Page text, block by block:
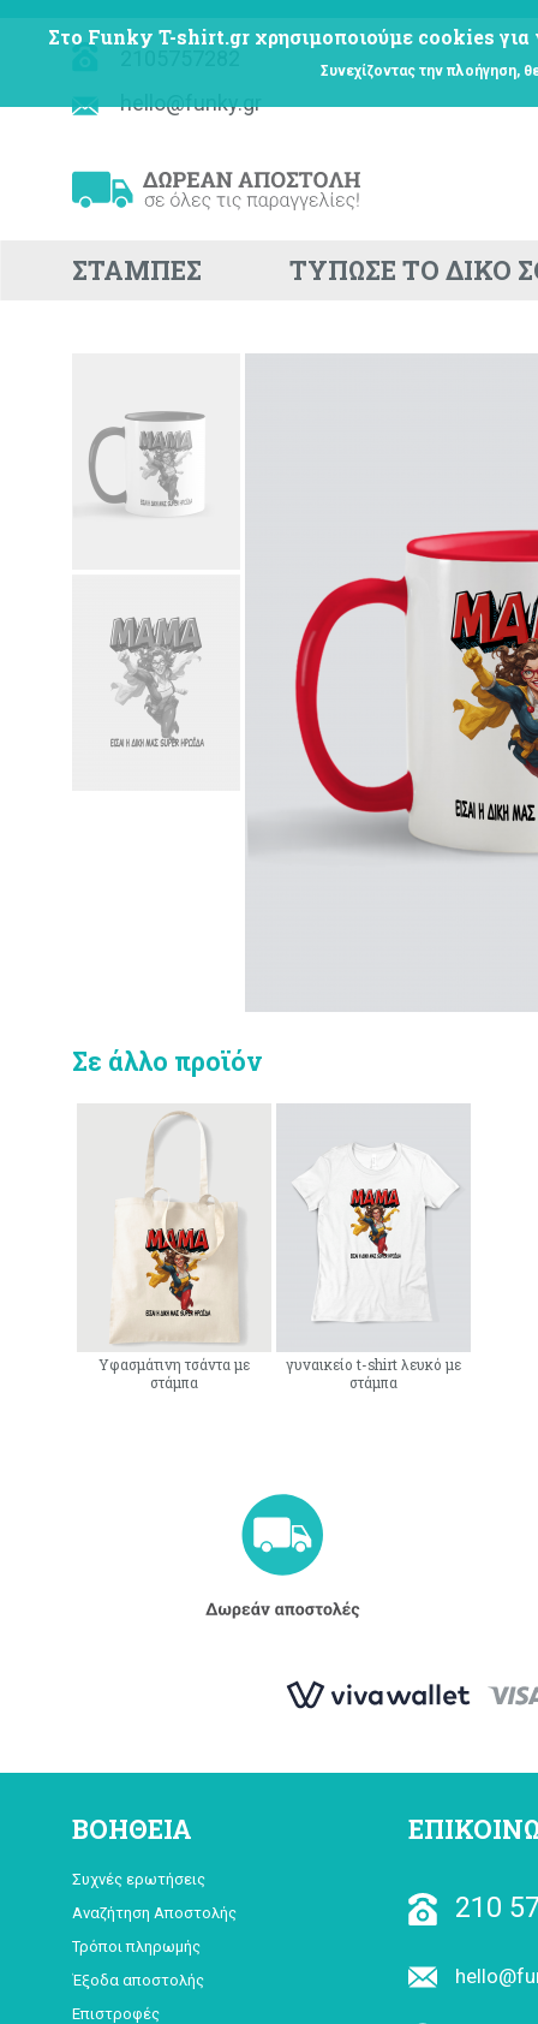
Στο Funky T-shirt.gr χρησιμοποιούμε cookies για
Συνεχίζοντας την πλοήγηση,
hello@funky.gr
ΣΤΑΜΠΕΣ ΤΥΠΩΣΕ ΤΟ ΔΙΚΟ
Σε άλλο προϊόν
Υφασμάτινη τσάντα με
στάμπα
γυναικείο t-shirt λευκό με
στάμπα
ΒΟΗΘΕΙΑ
Συχνές ερωτήσεις
Αναζήτηση Αποστολής
Τρόποι πληρωμής
Έξοδα αποστολής
Επιστροφές
210